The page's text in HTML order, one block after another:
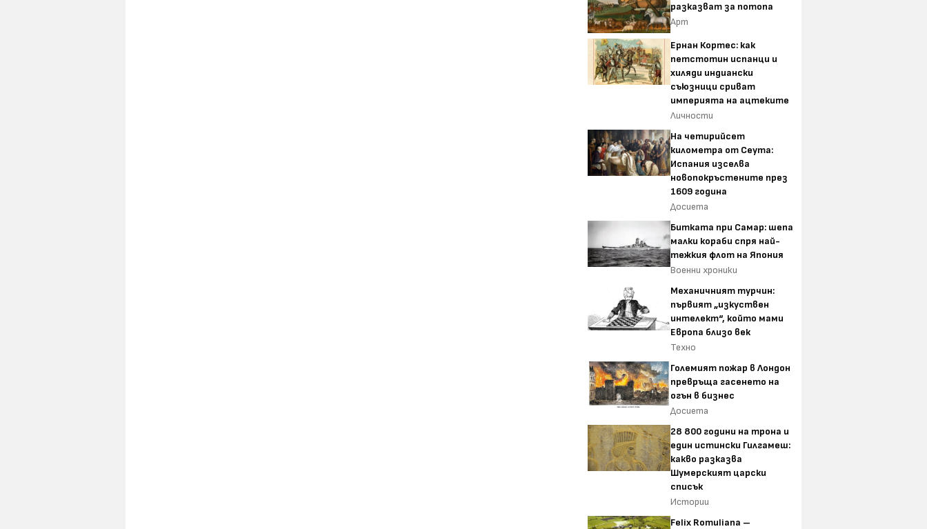
разказват за потопа
Арт
Ернан Кортес: как
петстотин испанци и
хиляди индиански
съюзници сриват
империята на ацтеките
Личности
На четирийсет
километра от Сеута:
Испания изселва
новопокръстените през
1609 година
Досиета
Битката при Самар: шепа
малки кораби спря най-
тежкия флот на Япония
Военни хроники
Механичният турчин:
първият „изкуствен
интелект“, който мами
Европа близо век
Техно
Големият пожар в Лондон
превръща гасенето на
огън в бизнес
Досиета
28 800 години на трона и
един истински Гилгамеш:
какво разказва
Шумерският царски
списък
Истории
Felix Romuliana –